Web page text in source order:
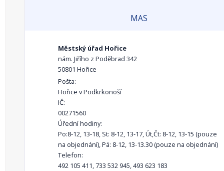
MAS
Městský úřad Hořice
nám. Jiřího z Poděbrad 342
50801 Hořice
Pošta:
Hořice v Podkrkonoší
IČ:
00271560
Úřední hodiny:
Po:8-12, 13-18, St: 8-12, 13-17, Út,Čt: 8-12, 13-15 (pouze
na objednání), Pá: 8-12, 13-13.30 (pouze na objednání)
Telefon:
492 105 411, 733 532 945, 493 623 183